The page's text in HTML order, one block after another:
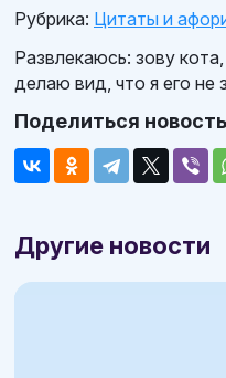
Рубрика: Цитаты и
Развлекаюсь: зову
делаю вид, что я его не
Поделиться
Другие новости